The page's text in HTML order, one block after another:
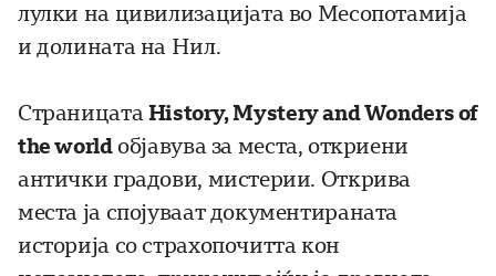
лулки на цивилизацијата во Месопотамија
и долината на Нил.
СтраницатаHistory, Mystery and Wonders of
the worldобјавува за места, откриени
антички градови, мистерии. Открива
места ја спојуваат документираната
историја со страхопочитта кон